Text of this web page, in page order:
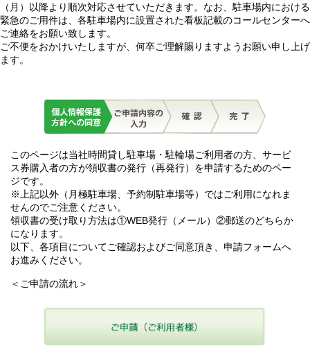
（月）以降より順次対応させていただきます。なお、駐車場内における
緊急のご用件は、各駐車場内に設置された看板記載のコールセンターへ
ご連絡をお願い致します。
ご不便をおかけいたしますが、何卒ご理解賜りますようお願い申し上げ
ます。
このページは当社時間貸し駐車場・駐輪場ご利用者の方、サービ
ス券購入者の方が領収書の発行（再発行）を申請するためのペー
ジです。
※上記以外（月極駐車場、予約制駐車場等）ではご利用になれま
せんのでご注意ください。
領収書の受け取り方法は①WEB発行（メール）②郵送のどちらか
になります。
以下、各項目についてご確認およびご同意頂き、申請フォームへ
お進みください。
＜ご申請の流れ＞